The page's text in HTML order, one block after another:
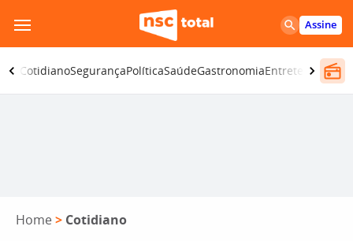
para
o
conteúdo
Assine
CotidianoSegurançaPolíticaSaúdeGastronomiaEntretenimento
Home > Cotidiano